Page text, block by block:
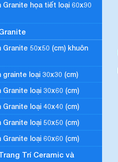
Granite họa tiết loại 60x90
Granite 50x50 (cm) khuôn
grainte loại 30x30 (cm)
Granite loại 30x60 (cm)
Granite loại 40x40 (cm)
Granite loại 50x50 (cm)
Granite loại 60x60 (cm)
Trí Ceramic và